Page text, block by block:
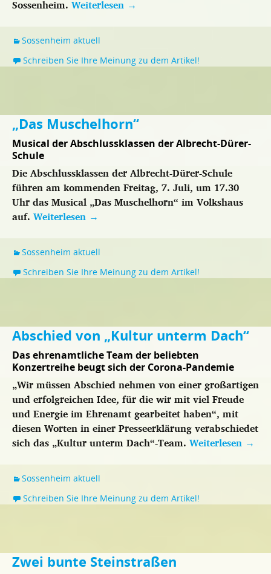
Sossenheim. Weiterlesen →
Sossenheim aktuell
Schreiben Sie Ihre Meinung zu dem Artikel!
„Das Muschelhorn“
Musical der Abschlussklassen der Albrecht-Dürer-
Schule
Die Abschlussklassen der Albrecht-Dürer-Schule
führen am kommenden Freitag, 7. Juli, um 17.30
Uhr das Musical „Das Muschelhorn“ im Volkshaus
auf. Weiterlesen →
Sossenheim aktuell
Schreiben Sie Ihre Meinung zu dem Artikel!
Abschied von „Kultur unterm Dach“
Das ehrenamtliche Team der beliebten
Konzertreihe beugt sich der Corona-Pandemie
„Wir müssen Abschied nehmen von einer großartigen
und erfolgreichen Idee, für die wir mit viel Freude
und Energie im Ehrenamt gearbeitet haben“, mit
diesen Worten in einer Presseerklärung verabschiedet
sich das „Kultur unterm Dach“-Team. Weiterlesen →
Sossenheim aktuell
Schreiben Sie Ihre Meinung zu dem Artikel!
Zwei bunte Steinstraßen